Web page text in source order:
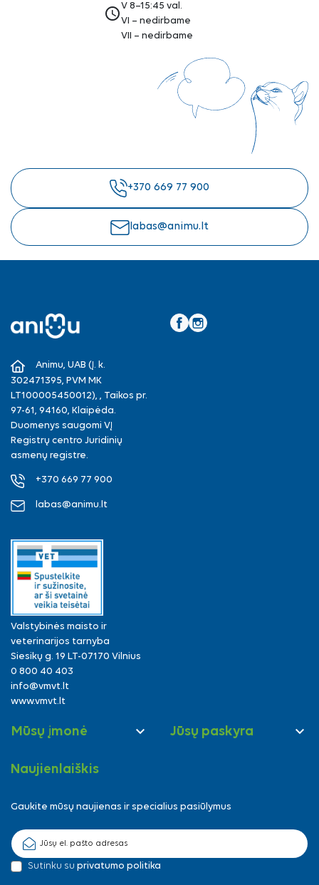
access_timeV 8–15:45 val.
VI – nedirbame
VII – nedirbame
+370 669 77 900
labas@animu.lt
Animu, UAB (Į. k.
302471395, PVM MK
LT100005450012), , Taikos pr.
97-61, 94160, Klaipėda.
Duomenys saugomi VĮ
Registrų centro Juridinių
asmenų registre.
+370 669 77 900
labas@animu.lt
Valstybinės maisto ir
veterinarijos tarnyba
Siesikų g. 19 LT-07170 Vilnius
0 800 40 403
info@vmvt.lt
www.vmvt.lt
Mūsų įmonė  Jūsų paskyra 
Naujienlaiškis
Gaukite mūsų naujienas ir specialius pasiūlymus
Sutinku su privatumo politika